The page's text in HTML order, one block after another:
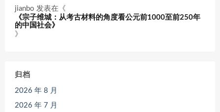
jianbo 发表在《
《宗子维城：从考古材料的角度看公元前1000至前250年
的中国社会》
》
归档
2026 年 8 月
2026 年 7 月